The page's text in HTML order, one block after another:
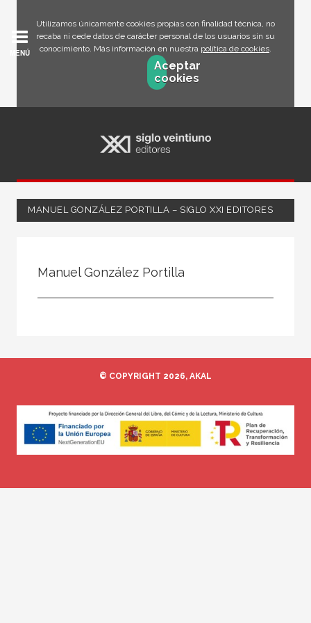
Utilizamos únicamente cookies propias con finalidad técnica, no
recaba ni cede datos de carácter personal de los usuarios sin su
conocimiento. Más información en nuestra política de cookies.
Aceptar
cookies
MENÚ
MANUEL GONZÁLEZ PORTILLA – SIGLO XXI EDITORES
Manuel González Portilla
© COPYRIGHT 2026, AKAL